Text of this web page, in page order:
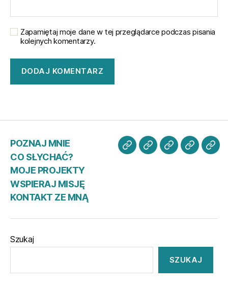
Zapamiętaj moje dane w tej przeglądarce podczas pisania
kolejnych komentarzy.
POZNAJ MNIE
CO SŁYCHAĆ?
MOJE PROJEKTY
WSPIERAJ MISJĘ
KONTAKT ZE MNĄ
POZNAJ
CO
MOJE
Szukaj
SZUKAJ